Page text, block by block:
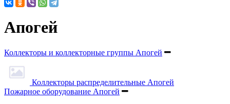
Апогей
Коллекторы и коллекторные группы Апогей
Коллекторы распределительные Апогей
Пожарное оборудование Апогей